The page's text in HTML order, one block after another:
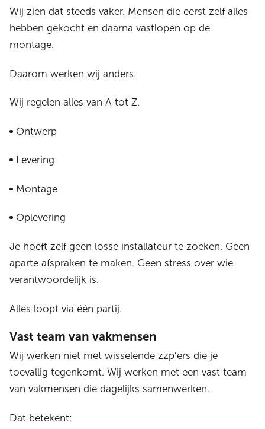
Wij zien dat steeds vaker. Mensen die eerst zelf alles
hebben gekocht en daarna vastlopen op de
montage.
Daarom werken wij anders.
Wij regelen alles van A tot Z.
Ontwerp
Levering
Montage
Oplevering
Je hoeft zelf geen losse installateur te zoeken. Geen
aparte afspraken te maken. Geen stress over wie
verantwoordelijk is.
Alles loopt via één partij.
Vast team van vakmensen
Wij werken niet met wisselende zzp’ers die je
toevallig tegenkomt. Wij werken met een vast team
van vakmensen die dagelijks samenwerken.
Dat betekent: